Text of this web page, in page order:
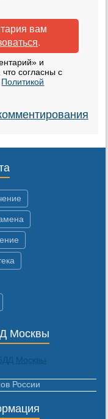
вам
.
и
согласны с
Политикой
Москвы
России